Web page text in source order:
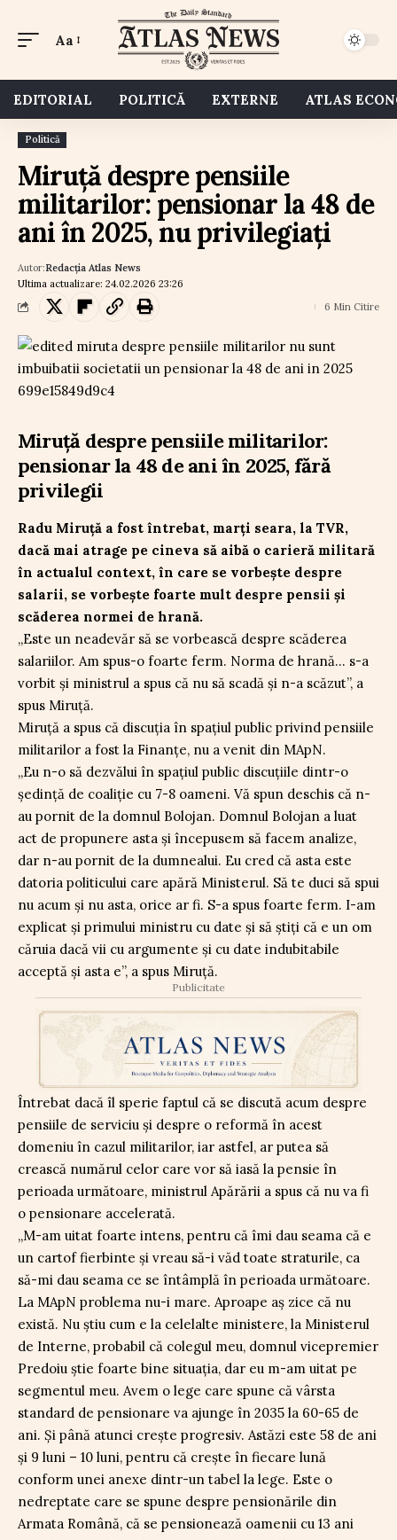
Aa
EDITORIAL POLITICĂ EXTERNE ATLAS
Politică
Miruță despre pensiile
militarilor: pensionar la 48 de
ani în 2025, nu privilegiați
Ultima actualizare: 24.02.2026 23:26
Autor:Redacția Atlas News
6 Min Citire
Miruță despre pensiile militarilor:
pensionar la 48 de ani în 2025, fără
privilegii
Radu Miruță a fost întrebat, marți seara, la TVR,
dacă mai atrage pe cineva să aibă o carieră militară
în actualul context, în care se vorbește despre
salarii, se vorbește foarte mult despre pensii și
scăderea normei de hrană.
„Este un neadevăr să se vorbească despre scăderea
salariilor. Am spus-o foarte ferm. Norma de hrană… s-a
vorbit și ministrul a spus că nu să scadă și n-a scăzut”, a
spus Miruță.
Miruță a spus că discuția în spațiul public privind pensiile
militarilor a fost la Finanțe, nu a venit din MApN.
„Eu n-o să dezvălui în spațiul public discuțiile dintr-o
ședință de coaliție cu 7-8 oameni. Vă spun deschis că n-
au pornit de la domnul Bolojan. Domnul Bolojan a luat
act de propunere asta și începusem să facem analize,
dar n-au pornit de la dumnealui. Eu cred că asta este
datoria politicului care apără Ministerul. Să te duci să spui
nu acum și nu asta, orice ar fi. S-a spus foarte ferm. I-am
explicat și primului ministru cu date și să știți că e un om
căruia dacă vii cu argumente și cu date indubitabile
acceptă și asta e”, a spus Miruță.
Publicitate
Întrebat dacă îl sperie faptul că se discută acum despre
pensiile de serviciu și despre o reformă în acest
domeniu în cazul militarilor, iar astfel, ar putea să
crească numărul celor care vor să iasă la pensie în
perioada următoare, ministrul Apărării a spus că nu va fi
o pensionare accelerată.
„M-am uitat foarte intens, pentru că îmi dau seama că e
un cartof fierbinte și vreau să-i văd toate straturile, ca
să-mi dau seama ce se întâmplă în perioada următoare.
La MApN problema nu-i mare. Aproape aș zice că nu
există. Nu știu cum e la celelalte ministere, la Ministerul
de Interne, probabil că colegul meu, domnul vicepremier
Predoiu știe foarte bine situația, dar eu m-am uitat pe
segmentul meu. Avem o lege care spune că vârsta
standard de pensionare va ajunge în 2035 la 60-65 de
ani. Și până atunci crește progresiv. Astăzi este 58 de ani
și 9 luni – 10 luni, pentru că crește în fiecare lună
conform unei anexe dintr-un tabel la lege. Este o
nedreptate care se spune despre pensionările din
Armata Română, că se pensionează oamenii cu 13 ani